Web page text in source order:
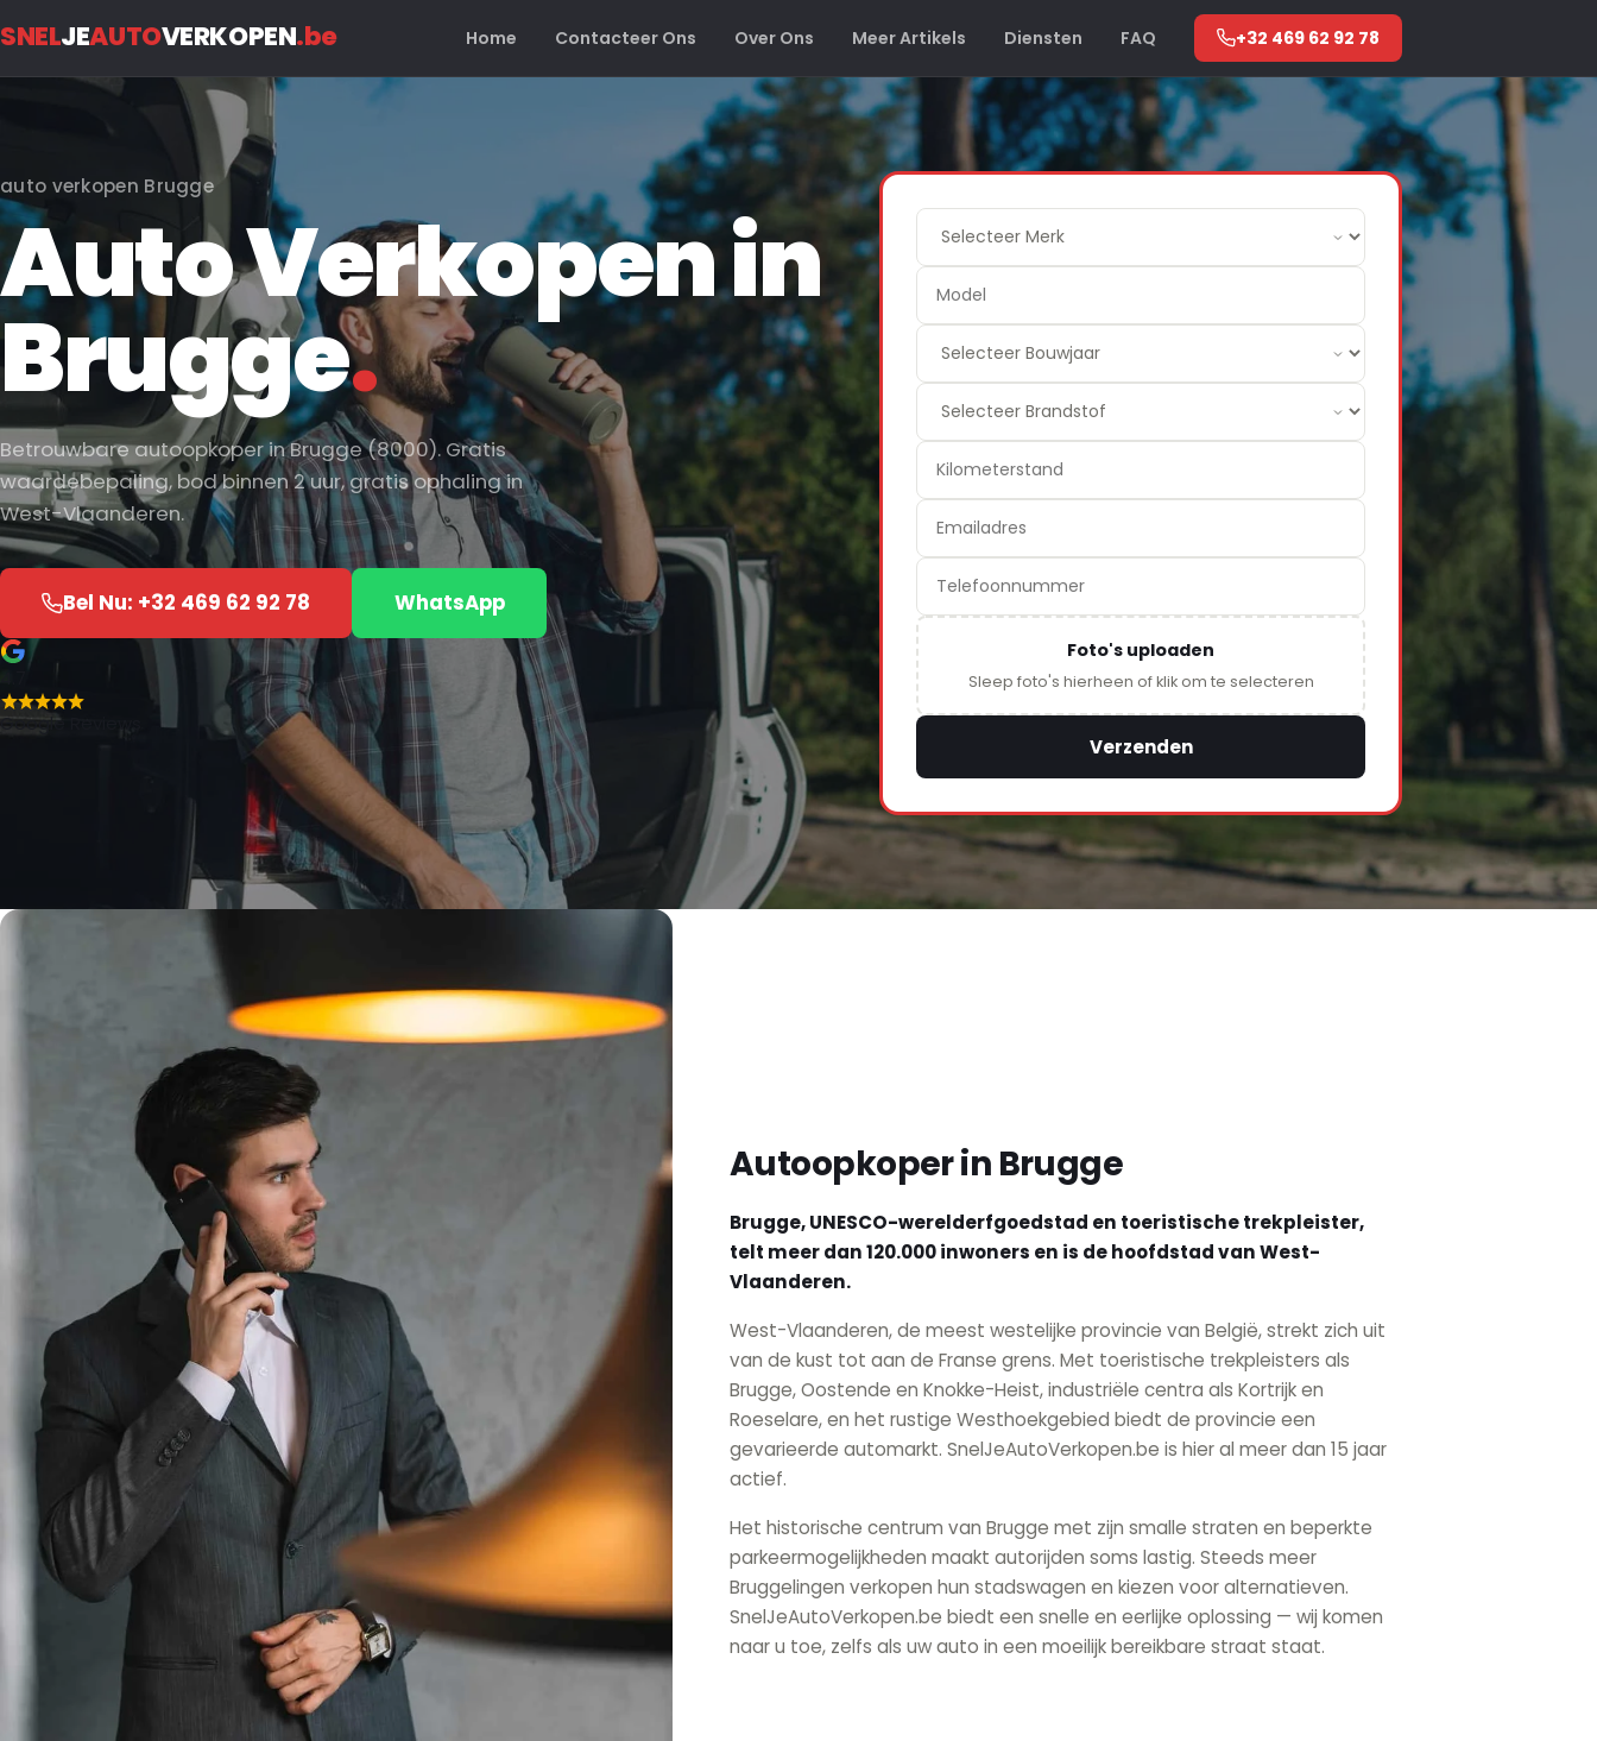
SNELJEAUTOVERKOPEN.be Home Contacteer Ons Over Ons Meer Artikels Diensten FAQ +32 469 62 92 78
auto verkopen Brugge
Auto Verkopen in
Brugge.
Betrouwbare autoopkoper in Brugge (8000). Gratis
waardebepaling, bod binnen 2 uur, gratis ophaling in
West-Vlaanderen.
Bel Nu: +32 469 62 92 78 WhatsApp
Google Reviews
Foto's uploaden
Sleep foto's hierheen of klik om te selecteren
Verzenden
Autoopkoper in Brugge
Brugge, UNESCO-werelderfgoedstad en toeristische trekpleister,
telt meer dan 120.000 inwoners en is de hoofdstad van West-
Vlaanderen.
West-Vlaanderen, de meest westelijke provincie van België, strekt zich uit
van de kust tot aan de Franse grens. Met toeristische trekpleisters als
Brugge, Oostende en Knokke-Heist, industriële centra als Kortrijk en
Roeselare, en het rustige Westhoekgebied biedt de provincie een
gevarieerde automarkt. SnelJeAutoVerkopen.be is hier al meer dan 15 jaar
actief.
Het historische centrum van Brugge met zijn smalle straten en beperkte
parkeermogelijkheden maakt autorijden soms lastig. Steeds meer
Bruggelingen verkopen hun stadswagen en kiezen voor alternatieven.
SnelJeAutoVerkopen.be biedt een snelle en eerlijke oplossing — wij komen
naar u toe, zelfs als uw auto in een moeilijk bereikbare straat staat.